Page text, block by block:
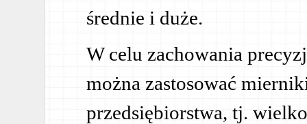
średnie i duże.
W celu zachowania
można zastosować
przedsiębiorstwa, tj.